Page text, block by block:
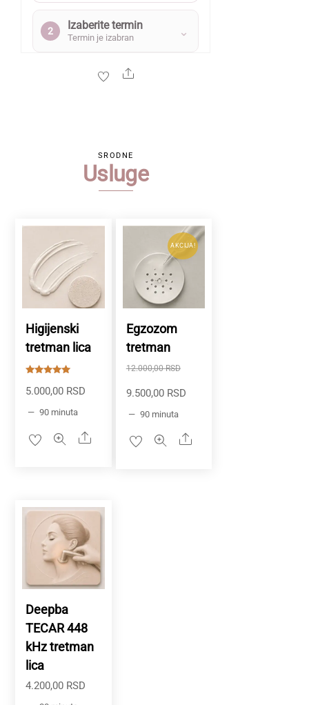
2 Izaberite termin
Termin je izabran ⌄
Share
SRODNE
Usluge
Higijenski
tretman lica
sa
5.000,00 RSD
90 minuta
Share
AKCIJA!
Egzozom
tretman
12.000,00RSD
cena
9.500,00 RSDTrenutna
je:
90 minuta
Share
Deepba
TECAR 448
kHz tretman
lica
4.200,00 RSD